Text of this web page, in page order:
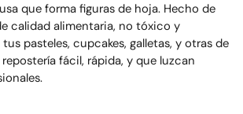
que forma figuras de hoja. Hecho de
calidad alimentaria, no tóxico y
pasteles, cupcakes, galletas, y otras de
fácil, rápida, y que luzcan